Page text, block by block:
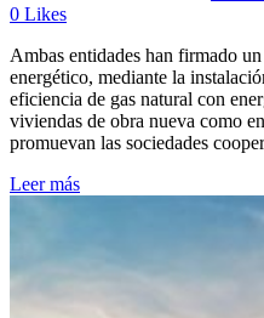
0 Likes
Ambas entidades han firmado
energético, mediante la
eficiencia de gas natural con
viviendas de obra nueva como
promuevan las sociedades
Leer más